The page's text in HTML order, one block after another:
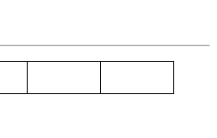
DE
RENOVACIÓN
TERRITORIO